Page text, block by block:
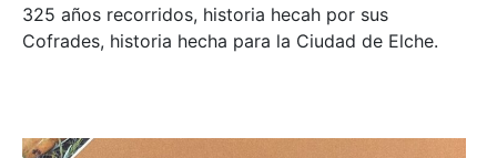
325 años recorridos, historia hecah por sus
Cofrades, historia hecha para la Ciudad de Elche.